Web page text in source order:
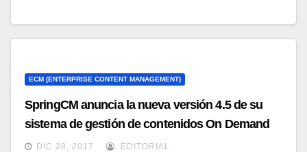
ECM (ENTERPRISE CONTENT MANAGEMENT)
SpringCM anuncia la nueva versión 4.5 de su
sistema de gestión de contenidos On Demand
DIC 28, 2017 EDITORIAL